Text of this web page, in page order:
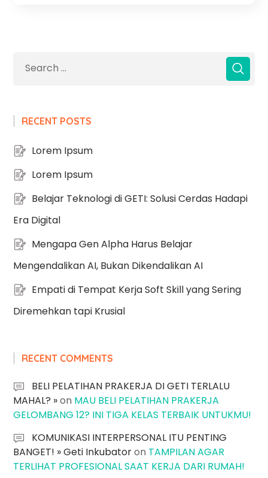
RECENT POSTS
Lorem Ipsum
Lorem Ipsum
Belajar Teknologi di GETI: Solusi Cerdas Hadapi
Era Digital
Mengapa Gen Alpha Harus Belajar
Mengendalikan AI, Bukan Dikendalikan AI
Empati di Tempat Kerja Soft Skill yang Sering
Diremehkan tapi Krusial
RECENT COMMENTS
BELI PELATIHAN PRAKERJA DI GETI TERLALU
MAHAL? »on MAU BELI PELATIHAN PRAKERJA
GELOMBANG 12? INI TIGA KELAS TERBAIK UNTUKMU!
KOMUNIKASI INTERPERSONAL ITU PENTING
BANGET! » Geti Inkubatoron TAMPILAN AGAR
TERLIHAT PROFESIONAL SAAT KERJA DARI RUMAH!